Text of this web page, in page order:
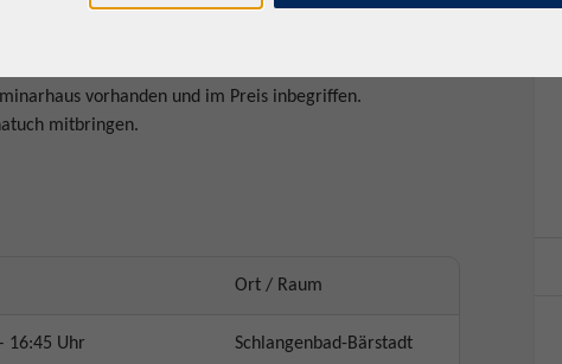
Sport- oder
vorhanden und im Preis inbegriffen.
mitbringen.
Ort / Raum
16:45 Uhr Schlangenbad-Bärstadt